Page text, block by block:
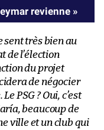
revienne »
sent très bien au
de l’élection
du projet
de négocier
PSG ? Oui, c’est
beaucoup de
ville et un club qui